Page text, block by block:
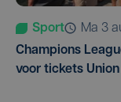
Sport
ma 3
Champions
voor tickets